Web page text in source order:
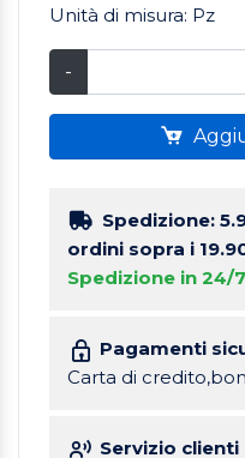
Unità di misura: Pz
-
Spedizione:
ordini sopra i
Spedizione in 24/
Pagamenti
Carta di
Servizio clienti